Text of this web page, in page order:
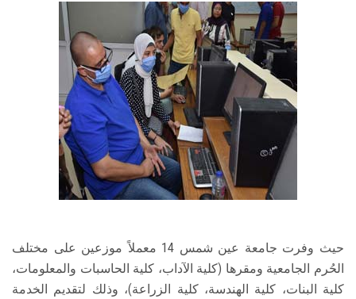
حيث وفرت جامعة عين شمس 14 معملاً موزعين على مختلف
الحُرم الجامعية ومقرها (كلية الآداب، كلية الحاسبات والمعلومات،
كلية البنات، كلية الهندسة، كلية الزراعة)، وذلك لتقديم الخدمة